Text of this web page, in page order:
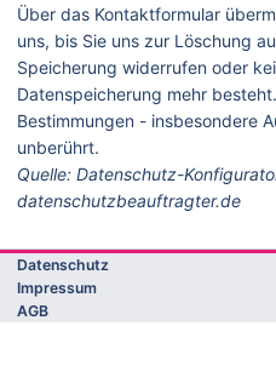
Über das Kontaktformular
uns, bis Sie uns zur Löschung
Speicherung widerrufen oder
Datenspeicherung mehr
Bestimmungen - insbesondere
unberührt.
Quelle: Datenschutz-
datenschutzbeauftragter.de
Datenschutz
Impressum
AGB